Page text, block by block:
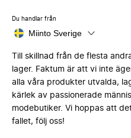
Du handlar från
Miinto Sverige
Till skillnad från de flesta
lager. Faktum är att vi inte
alla våra produkter utvalda,
kärlek av passionerade
modebutiker. Vi hoppas att
fallet, följ oss!